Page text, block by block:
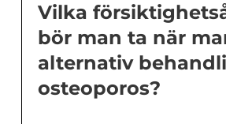
Vilka
bör man ta när
alternativ
osteoporos?